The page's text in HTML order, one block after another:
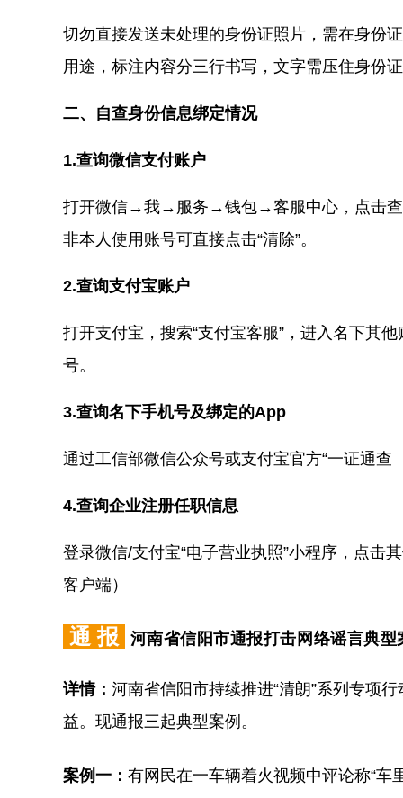
切勿直接发送未处理的身份证照片，需在身份
用途，标注内容分三行书写，文字需压住身份
二、自查身份信息绑定情况
1.查询微信支付账户
打开微信→我→服务→钱包→客服中心，点击查
非本人使用账号可直接点击“清除”。
2.查询支付宝账户
打开支付宝，搜索“支付宝客服”，进入名下其
号。
3.查询名下手机号及绑定的App
通过工信部微信公众号或支付宝官方“一证通查
4.查询企业注册任职信息
登录微信/支付宝“电子营业执照”小程序，点
客户端）
通 报 河南省信阳市通报打击网络谣言典型
详情： 河南省信阳市持续推进“清朗”系列专项
益。现通报三起典型案例。
案例一： 有网民在一车辆着火视频中评论称“车